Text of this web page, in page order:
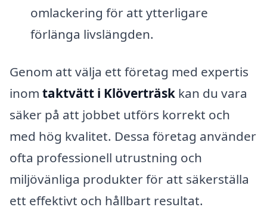
omlackering för att ytterligare
förlänga livslängden.
Genom att välja ett företag med expertis
inom taktvätt i Klöverträsk kan du vara
säker på att jobbet utförs korrekt och
med hög kvalitet. Dessa företag använder
ofta professionell utrustning och
miljövänliga produkter för att säkerställa
ett effektivt och hållbart resultat.